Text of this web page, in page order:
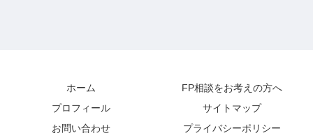
ホーム
FP相談をお考えの方へ
プロフィール
サイトマップ
お問い合わせ
プライバシーポリシー